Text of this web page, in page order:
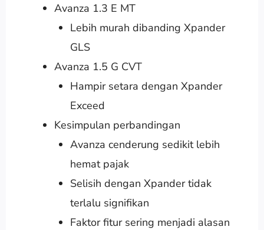
Avanza 1.3 E MT
Lebih murah dibanding Xpander
GLS
Avanza 1.5 G CVT
Hampir setara dengan Xpander
Exceed
Kesimpulan perbandingan
Avanza cenderung sedikit lebih
hemat pajak
Selisih dengan Xpander tidak
terlalu signifikan
Faktor fitur sering menjadi alasan